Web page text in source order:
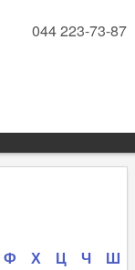
044 223-73-87
Ф Х Ц Ч Ш